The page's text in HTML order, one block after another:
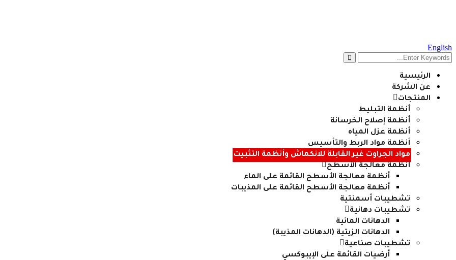
English
الرئيسية
عن الشركة
المنتجات
أنظمة التبليط
أنظمة إصلاح الخرسانة
أنظمة عزل المياه
أنظمة مواد الربط والتأسيس
مواد الجراوت غير القابلة للانكماش وأنظمة التثبيت
أنظمة معالجة الأسطح
أنظمة معالجة الأسطح القائمة على الماء
أنظمة معالجة الأسطح القائمة على المذيبات
تشطيبات أسمنتية
تشطيبات دهانية
الدهانات المائية
الدهانات الزيتية (الدهانات المذيبة)
تشطيبات صناعية
أرضيات القائمة على الإيبوكسي